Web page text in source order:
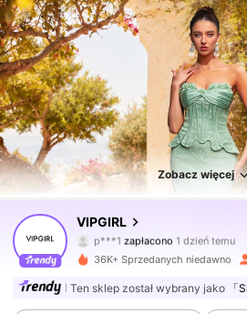
Zobacz więcej
VIPGIRL
p***1zapłacono
d***4 zaobserwował(-a)6
36K+ Sprzedanych niedawno
Ten sklep został wybrany jako 「